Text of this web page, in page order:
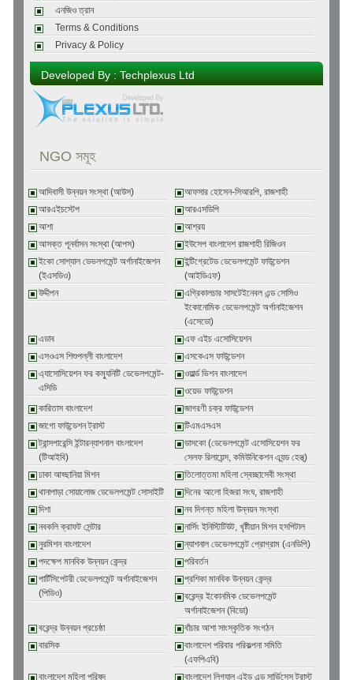
এনজিও ত্রান
Terms & Conditions
Privacy & Policy
Developed By : Techplexus Ltd
NGO সমূহ
আদিবাসী উন্নয়ন সংস্থা (আউস)
আফসার হোসেন-সিআরপি, রাজশাহী
আরএইচস্টেপ
আরএসডিপি
আশা
আশ্রয়
আসক্ত পূনর্বাসন সংস্থা (আপস)
ইউসেপ বাংলাদেশ রাজশাহী রিজিওন
ইকো সোশ্যাল ডেভলপমেন্ট অর্গানাইজেশন
(ইএসডিও)
ইন্টিগ্রেটেড ডেভেলপমেন্ট ফাউন্ডেশন
(আইডিএফ)
উদ্দীপন
এগ্রিকালচার সাসটেইনেবল এন্ড সোসিও
ইকোনোমিক ডেভেলপমেন্ট অর্গানাইজেশন
(এসেডো)
এডাব
এফ এইচ এসোসিয়েশন
এসওএস শিশুপল্লী বাংলাদেশ
এসকেএস ফাউন্ডেশন
এ্যাসোসিয়েশন ফর কম্যুনিটি ডেভেলপমেন্ট-
এসিডি
ওয়ার্ল্ড ভিশন বাংলাদেশ
ওয়েভ ফাউন্ডেশন
কারিতাস বাংলাদেশ
জাগরণী চক্র ফাউন্ডেশন
জাগো ফাউন্ডেশন ট্রাস্ট
টিএমএসএস
ট্রান্সপারেন্সি ইন্টারন্যাশনাল বাংলাদেশ
(টিআইবি)
ডাসকো (ডেভেলপমেন্ট এসোসিয়েশন ফর
সেলফ রিলায়েন্স, কমিউনিকেশন এ্যন্ড হেল্থ্)
ঢাকা আহ্ছানিয়া মিশন
তিলোত্তমা মহিলা স্বেচ্ছাসেবী সংস্থা
থানাপাড়া সোয়ালোজ ডেভেলপমেন্ট সোসাইটি
দিনের আলো হিজরা সংঘ, রাজশাহী
দিশা
নব দিগন্ত মহিলা উন্নয়ন সংস্থা
নবকলি ক্রাফট সেন্টার
নার্সিং ইনিস্টিটিউট, খৃষ্টীয়ান মিশন হসপিটাল
নুরমিশন বাংলাদেশ
ন্যাশনাল ডেভেলপমেন্ট প্রোগ্রাম (এনডিপি)
পদক্ষেপ মানবিক উন্নয়ন কেন্দ্র
পরিবর্তন
পার্টিসিপেটরী ডেভেলপমেন্ট অর্গানাইজেশন
(পিডিও)
প্রশিকা মানবিক উন্নয়ন কেন্দ্র
বরেন্দ্র ইকোনমিক ডেভেলপমেন্ট
অর্গানাইজেশন (বিডো)
বরেন্দ্র উন্নয়ন প্রচেষ্ঠা
বাঁচার আশা সাংস্কৃতিক সংগঠন
বারসিক
বাংলাদেশ পরিবার পরিকল্পনা সমিতি
(এফপিএবি)
বাংলাদেশ মহিলা পরিষদ
বাংলাদেশ লিগ্যাল এইড এন্ড সার্ভিসেস ট্রাস্ট